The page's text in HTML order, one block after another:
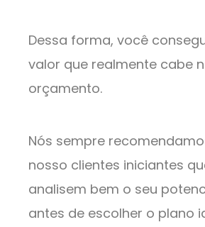
Dessa forma, você
valor que realmente cabe
orçamento.
Nós sempre
nosso clientes iniciantes
analisem bem o seu
antes de escolher o plano